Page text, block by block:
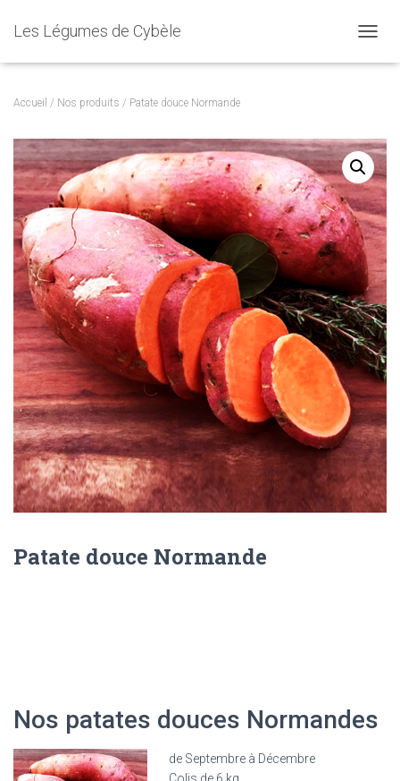
Les Légumes de Cybèle
É
R
L
A
N
A
V
G
A
T
I
O
N
Accueil / Nos produits / Patate douce Normande
Patate douce Normande
Nos patates douces Normandes
de Septembre à Décembre